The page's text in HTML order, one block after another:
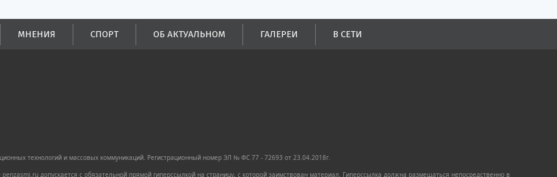
поступлений в
бюджеты всех уровней.
МНЕНИЯ СПОРТ ОБ АКТУАЛЬНОМ ГАЛЕРЕИ В СЕТИ
технологий и массовых коммуникаций. Регистрационный номер ЭЛ № ФС 77 - 72693 от 23.04.2018г.
допускается с обязательной прямой гиперссылкой на страницу, с которой заимствован материал. Гиперссылка должна размещаться непосредственно в